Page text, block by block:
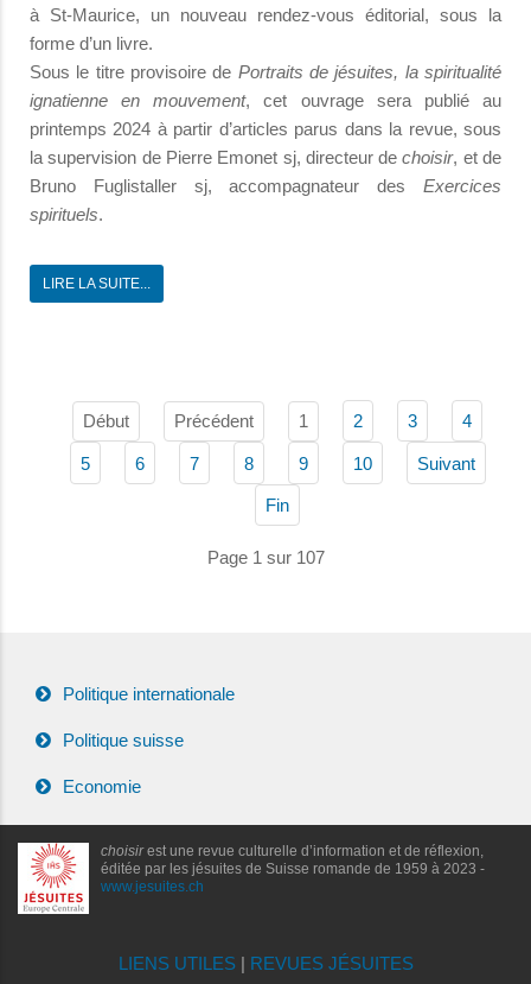
à St-Maurice, un nouveau rendez-vous éditorial, sous la
forme d’un livre.
Sous le titre provisoire de Portraits de jésuites, la spiritualité
ignatienne en mouvement, cet ouvrage sera publié au
printemps 2024 à partir d’articles parus dans la revue, sous
la supervision de Pierre Emonet sj, directeur dechoisir, et de
Bruno Fuglistaller sj, accompagnateur des Exercices
spirituels.
LIRE LA SUITE...
Début Précédent 1 2 3 4
5 6 7 8 9 10 Suivant
Fin
Page 1 sur 107
Politique internationale
Politique suisse
Economie
choisirest une revue culturelle d’information et de réflexion,
éditée par les jésuites de Suisse romande de 1959 à 2023 -
www.jesuites.ch
LIENS UTILES| REVUES JÉSUITES